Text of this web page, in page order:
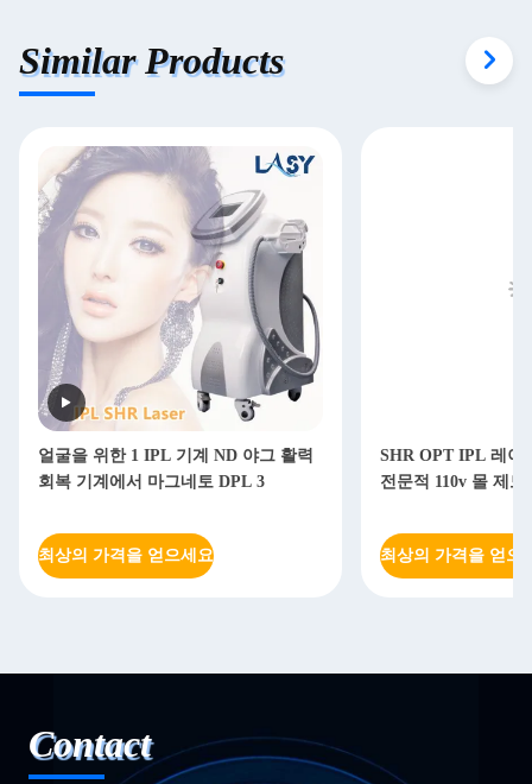
Similar Products
얼굴을 위한 1 IPL 기계 ND 야그 활력
회복 기계에서 마그네토 DPL 3
최상의 가격을 얻으세요
SHR OPT IPL 레이
전문적 110v 몰 제모
최상의 가격을 얻으
Contact